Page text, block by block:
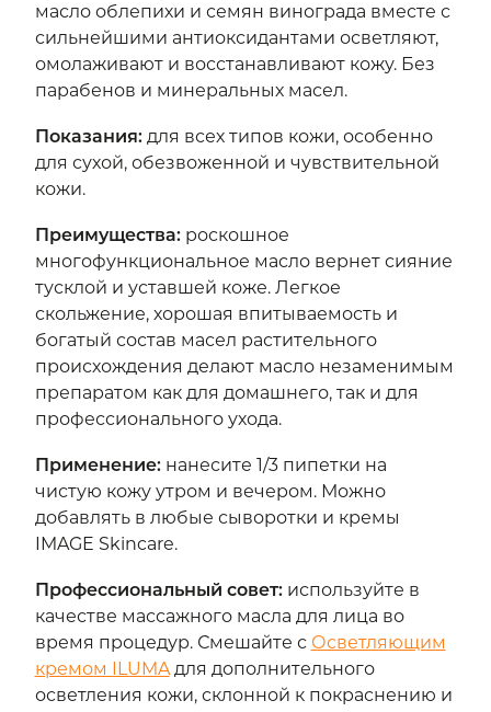
масло облепихи и семян винограда вместе с
сильнейшими антиоксидантами осветляют,
омолаживают и восстанавливают кожу. Без
парабенов и минеральных масел.
Показания:для всех типов кожи, особенно
для сухой, обезвоженной и чувствительной
кожи.
Преимущества:роскошное
многофункциональное масло вернет сияние
тусклой и уставшей коже. Легкое
скольжение, хорошая впитываемость и
богатый состав масел растительного
происхождения делают масло незаменимым
препаратом как для домашнего, так и для
профессионального ухода.
Применение:нанесите 1/3 пипетки на
чистую кожу утром и вечером. Можно
добавлять в любые сыворотки и кремы
IMAGE Skincare.
Профессиональный совет:используйте в
качестве массажного масла для лица во
время процедур. Смешайте с Осветляющим
кремом ILUMAдля дополнительного
осветления кожи, склонной к покраснению и